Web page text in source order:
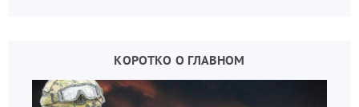
КОРОТКО О ГЛАВНОМ